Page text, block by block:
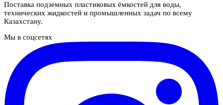
Поставка подземных пластиковых ёмкостей для воды,
технических жидкостей и промышленных задач по всему
Казахстану.
Мы в соцсетях